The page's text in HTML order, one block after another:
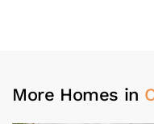
More Homes in